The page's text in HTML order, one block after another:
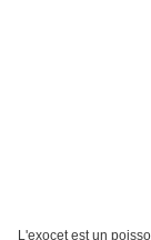
L'exocet est un